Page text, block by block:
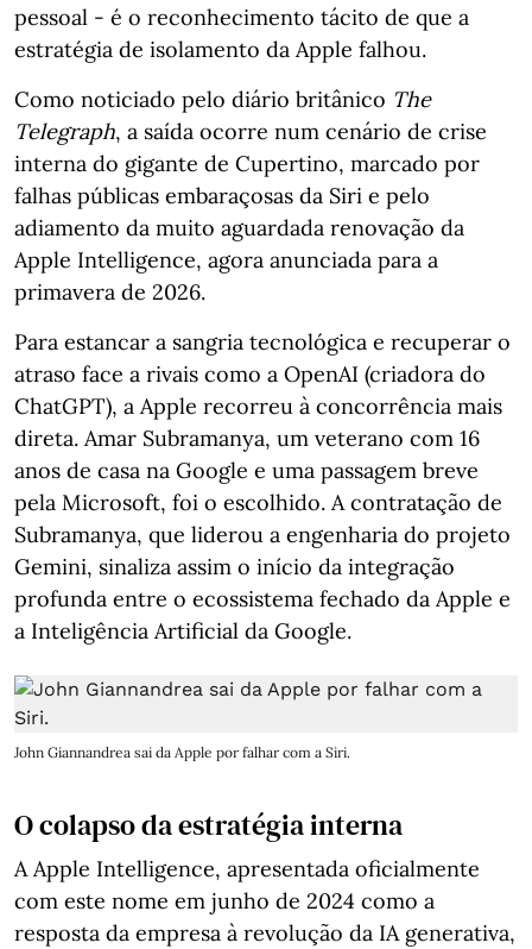
pessoal - é o reconhecimento tácito de que a
estratégia de isolamento da Apple falhou.
Como noticiado pelo diário britânico The
Telegraph, a saída ocorre num cenário de crise
interna do gigante de Cupertino, marcado por
falhas públicas embaraçosas da Siri e pelo
adiamento da muito aguardada renovação da
Apple Intelligence, agora anunciada para a
primavera de 2026.
Para estancar a sangria tecnológica e recuperar o
atraso face a rivais como a OpenAI (criadora do
ChatGPT), a Apple recorreu à concorrência mais
direta. Amar Subramanya, um veterano com 16
anos de casa na Google e uma passagem breve
pela Microsoft, foi o escolhido. A contratação de
Subramanya, que liderou a engenharia do projeto
Gemini, sinaliza assim o início da integração
profunda entre o ecossistema fechado da Apple e
a Inteligência Artificial da Google.
John Giannandrea sai da Apple por falhar com a Siri.
O colapso da estratégia interna
A Apple Intelligence, apresentada oficialmente
com este nome em junho de 2024 como a
resposta da empresa à revolução da IA generativa,